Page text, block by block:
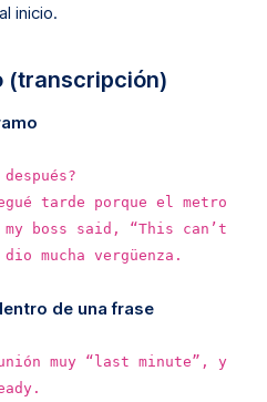
inicio.
(transcripción)
tarde porque el metro
boss said, “This can’t
mucha vergüenza.
de una frase
muy “last minute”, y